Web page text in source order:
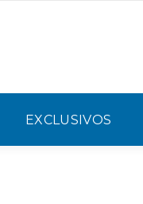
EXCLUSIVOS